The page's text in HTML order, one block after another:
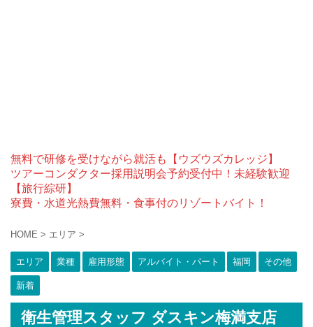
無料で研修を受けながら就活も【ウズウズカレッジ】
ツアーコンダクター採用説明会予約受付中！未経験歓迎
【旅行綜研】
寮費・水道光熱費無料・食事付のリゾートバイト！
HOME > エリア >
エリア 業種 雇用形態 アルバイト・パート 福岡 その他
新着
衛生管理スタッフ ダスキン梅満支店